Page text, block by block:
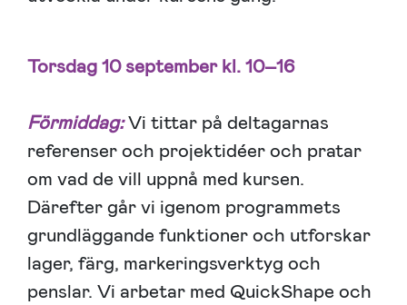
Torsdag 10 september kl. 10–16
Förmiddag:Vi tittar på deltagarnas
referenser och projektidéer och pratar
om vad de vill uppnå med kursen.
Därefter går vi igenom programmets
grundläggande funktioner och utforskar
lager, färg, markeringsverktyg och
penslar. Vi arbetar med QuickShape och